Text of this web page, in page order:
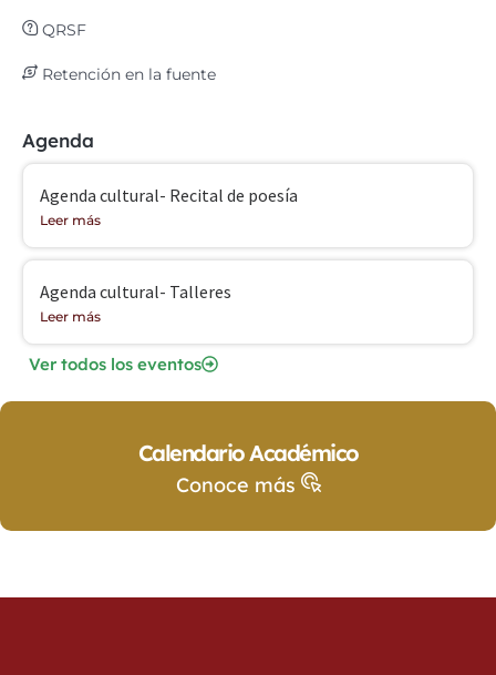
QRSF
Retención en la fuente
Agenda
Agenda cultural- Recital de poesía
Leer más
Agenda cultural- Talleres
Leer más
Ver todos los eventos
Calendario Académico
Conoce más